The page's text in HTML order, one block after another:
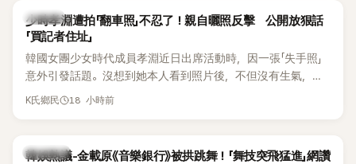
K-POP
少時孝淵遭拍「翻車照」不忍了！親自曬照反擊 公開放狠話
「買記者住址」
韓國女團少女時代成員孝淵近日出席活動時，因一張「失手照」
意外引發話題。沒想到她本人看到照片後，不但沒有生氣，反
而親自把照片放上IG限時動態開玩笑，甚至幽默喊話要「買記者
K氏鄉民 18 小時前
熱議討論
韓娛熱議-金載原《音樂銀行》被拱跳舞！「舞技突飛猛進」網讚